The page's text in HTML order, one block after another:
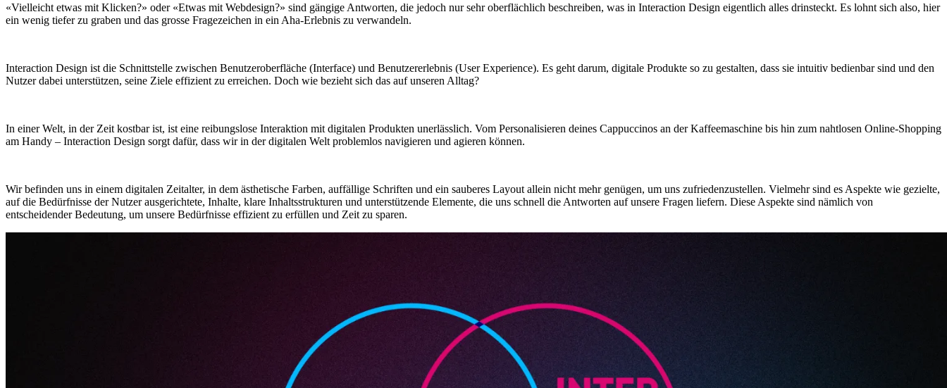
«Vielleicht etwas mit Klicken?» oder «Etwas mit Webdesign?» sind gängige Antworten, die jedoch nur sehr oberflächlich beschreiben, was in Interaction Design eigentlich alles drinsteckt. Es lohnt sich also, hier
ein wenig tiefer zu graben und das grosse Fragezeichen in ein Aha-Erlebnis zu verwandeln.
Interaction Design ist die Schnittstelle zwischen Benutzeroberfläche (Interface) und Benutzererlebnis (User Experience). Es geht darum, digitale Produkte so zu gestalten, dass sie intuitiv bedienbar sind und den
Nutzer dabei unterstützen, seine Ziele effizient zu erreichen. Doch wie bezieht sich das auf unseren Alltag?
In einer Welt, in der Zeit kostbar ist, ist eine reibungslose Interaktion mit digitalen Produkten unerlässlich. Vom Personalisieren deines Cappuccinos an der Kaffeemaschine bis hin zum nahtlosen Online-Shopping
am Handy – Interaction Design sorgt dafür, dass wir in der digitalen Welt problemlos navigieren und agieren können.
Wir befinden uns in einem digitalen Zeitalter, in dem ästhetische Farben, auffällige Schriften und ein sauberes Layout allein nicht mehr genügen, um uns zufriedenzustellen. Vielmehr sind es Aspekte wie gezielte,
auf die Bedürfnisse der Nutzer ausgerichtete, Inhalte, klare Inhaltsstrukturen und unterstützende Elemente, die uns schnell die Antworten auf unsere Fragen liefern. Diese Aspekte sind nämlich von
entscheidender Bedeutung, um unsere Bedürfnisse effizient zu erfüllen und Zeit zu sparen.